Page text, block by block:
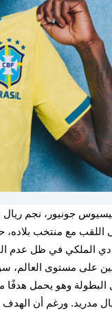
اللقب مع منتخب
الملكي في ظل عدم
على مستوى العالم،
وهو يحمل
مدريد. ورغم أن الهدف